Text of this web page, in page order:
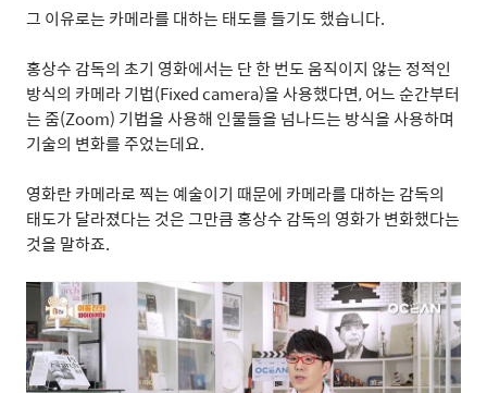
그 이유로는 카메라를 대하는 태도를 들기도 했습니다.
홍상수 감독의 초기 영화에서는 단 한 번도 움직이지 않는 정적인
방식의 카메라 기법(Fixed camera)을 사용했다면,어느 순간부터
는 줌(Zoom) 기법을 사용해 인물들을 넘나드는 방식을 사용하며
기술의 변화를 주었는데요.
영화란 카메라로 찍는 예술이기 때문에 카메라를 대하는 감독의
태도가 달라졌다는 것은 그만큼 홍상수 감독의 영화가 변화했다는
것을 말하죠.